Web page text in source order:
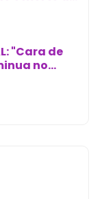
lisboa
"Cara de
no